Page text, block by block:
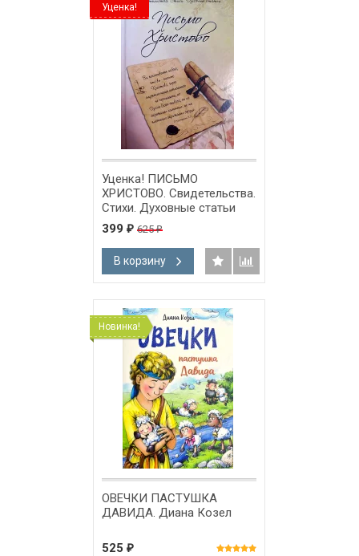
Уценка!
Уценка! ПИСЬМО
ХРИСТОВО. Свидетельства.
Стихи. Духовные статьи
399 ₽ 625₽
В корзину
Новинка!
ОВЕЧКИ ПАСТУШКА
ДАВИДА. Диана Козел
525 ₽